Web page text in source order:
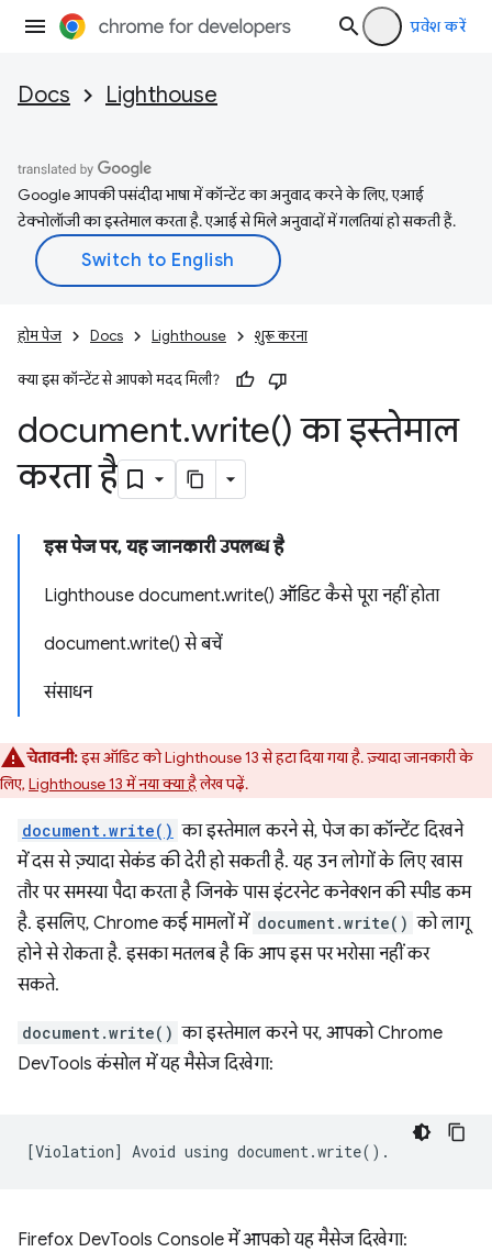
प्रवेश करें
Docs Lighthouse
Google आपकी पसंदीदा भाषा में कॉन्टेंट का अनुवाद करने के लिए, एआई
टेक्नोलॉजी का इस्तेमाल करता है. एआई से मिले अनुवादों में गलतियां हो सकती हैं.
होम पेज Docs Lighthouse शुरू करना
क्या इस कॉन्टेंट से आपको मदद मिली?
document.write() का इस्तेमाल
करता है
इस पेज पर, यह जानकारी उपलब्ध है
Lighthouse document.write() ऑडिट कैसे पूरा नहीं होता
document.write() से बचें
संसाधन
चेतावनी:इस ऑडिट को Lighthouse 13 से हटा दिया गया है. ज़्यादा जानकारी के
लिए, Lighthouse 13 में नया क्या हैलेख पढ़ें.
document.write() का इस्तेमाल करने से, पेज का कॉन्टेंट दिखने
में दस से ज़्यादा सेकंड की देरी हो सकती है. यह उन लोगों के लिए खास
तौर पर समस्या पैदा करता है जिनके पास इंटरनेट कनेक्शन की स्पीड कम
है. इसलिए, Chrome कई मामलों में document.write() को लागू
होने से रोकता है. इसका मतलब है कि आप इस पर भरोसा नहीं कर
सकते.
document.write() का इस्तेमाल करने पर, आपको Chrome
DevTools कंसोल में यह मैसेज दिखेगा:
Firefox DevTools Console में आपको यह मैसेज दिखेगा: